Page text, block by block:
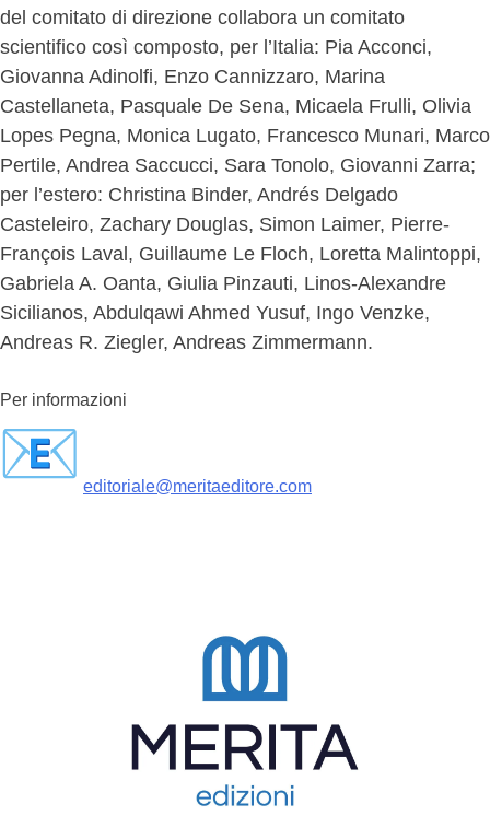
del comitato di direzione collabora un comitato
scientifico così composto, per l’Italia: Pia Acconci,
Giovanna Adinolfi, Enzo Cannizzaro, Marina
Castellaneta, Pasquale De Sena, Micaela Frulli, Olivia
Lopes Pegna, Monica Lugato, Francesco Munari, Marco
Pertile, Andrea Saccucci, Sara Tonolo, Giovanni Zarra;
per l’estero: Christina Binder, Andrés Delgado
Casteleiro, Zachary Douglas, Simon Laimer, Pierre-
François Laval, Guillaume Le Floch, Loretta Malintoppi,
Gabriela A. Oanta, Giulia Pinzauti, Linos-Alexandre
Sicilianos, Abdulqawi Ahmed Yusuf, Ingo Venzke,
Andreas R. Ziegler, Andreas Zimmermann.
Per informazioni
editoriale@meritaeditore.com